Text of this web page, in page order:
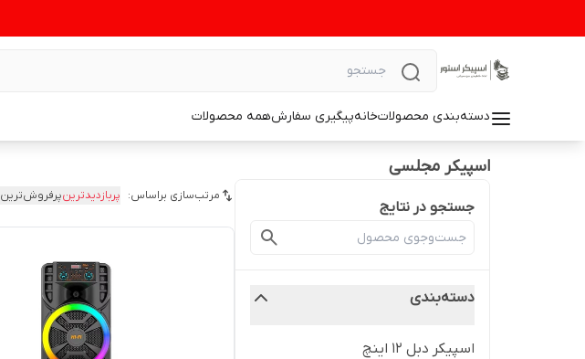
دسته‌بندی محصولاتخانهپیگیری سفارشهمه محصولات
اسپیکر مجلسی
جستجو در نتایج
دسته‌بندی
اسپیکر دبل ۱۲ اینچ
مرتب‌سازی براساس: پربازدیدترینپرفروش‌ترین